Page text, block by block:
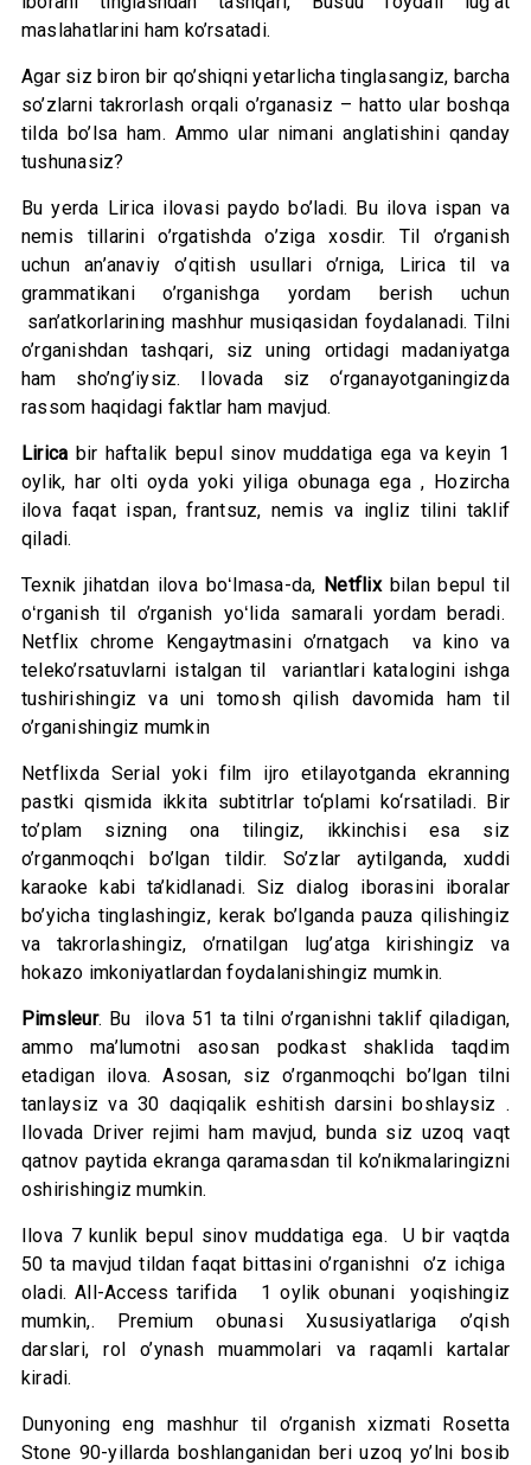
maslahatlarini ham ko’rsatadi.
Agar siz biron bir qo’shiqni yetarlicha tinglasangiz, barcha
so’zlarni takrorlash orqali o’rganasiz – hatto ular boshqa
tilda bo’lsa ham. Ammo ular nimani anglatishini qanday
tushunasiz?
Bu yerda Lirica ilovasi paydo bo’ladi. Bu ilova ispan va
nemis tillarini o’rgatishda o’ziga xosdir. Til o’rganish
uchun an’anaviy o’qitish usullari o’rniga, Lirica til va
grammatikani o’rganishga yordam berish uchun
san’atkorlarining mashhur musiqasidan foydalanadi. Tilni
o’rganishdan tashqari, siz uning ortidagi madaniyatga
ham sho’ng’iysiz. Ilovada siz o‘rganayotganingizda
rassom haqidagi faktlar ham mavjud.
Lirica bir haftalik bepul sinov muddatiga ega va keyin 1
oylik, har olti oyda yoki yiliga obunaga ega , Hozircha
ilova faqat ispan, frantsuz, nemis va ingliz tilini taklif
qiladi.
Texnik jihatdan ilova boʻlmasa-da, Netflix bilan bepul til
oʻrganish til o’rganish yoʻlida samarali yordam beradi.
Netflix chrome Kengaytmasini o’rnatgach va kino va
teleko’rsatuvlarni istalgan til variantlari katalogini ishga
tushirishingiz va uni tomosh qilish davomida ham til
o’rganishingiz mumkin
Netflixda Serial yoki film ijro etilayotganda ekranning
pastki qismida ikkita subtitrlar to‘plami ko‘rsatiladi. Bir
to’plam sizning ona tilingiz, ikkinchisi esa siz
o’rganmoqchi bo’lgan tildir. So’zlar aytilganda, xuddi
karaoke kabi ta’kidlanadi. Siz dialog iborasini iboralar
bo’yicha tinglashingiz, kerak bo’lganda pauza qilishingiz
va takrorlashingiz, o’rnatilgan lug’atga kirishingiz va
hokazo imkoniyatlardan foydalanishingiz mumkin.
Pimsleur. Bu ilova 51 ta tilni o’rganishni taklif qiladigan,
ammo ma’lumotni asosan podkast shaklida taqdim
etadigan ilova. Asosan, siz o’rganmoqchi bo’lgan tilni
tanlaysiz va 30 daqiqalik eshitish darsini boshlaysiz .
Ilovada Driver rejimi ham mavjud, bunda siz uzoq vaqt
qatnov paytida ekranga qaramasdan til ko’nikmalaringizni
oshirishingiz mumkin.
Ilova 7 kunlik bepul sinov muddatiga ega. U bir vaqtda
50 ta mavjud tildan faqat bittasini o’rganishni o’z ichiga
oladi. All-Access tarifida 1 oylik obunani yoqishingiz
mumkin,. Premium obunasi Xususiyatlariga o’qish
darslari, rol o’ynash muammolari va raqamli kartalar
kiradi.
Dunyoning eng mashhur til o’rganish xizmati Rosetta
Stone 90-yillarda boshlanganidan beri uzoq yo’lni bosib